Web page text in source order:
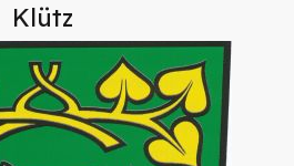
Klütz